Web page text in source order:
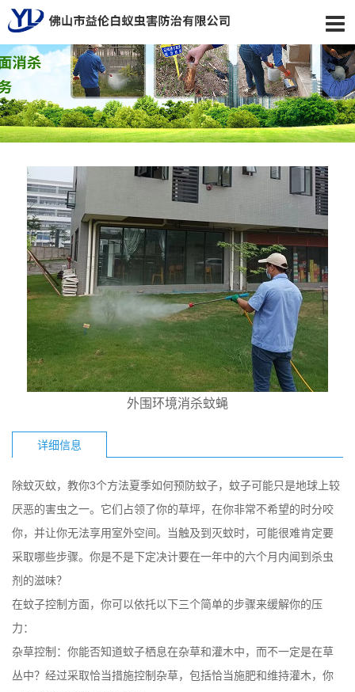
外围环境消杀蚊蝇
详细信息
除蚊灭蚊，教你3个方法夏季如何预防蚊子，蚊子可能只是地球上较
厌恶的害虫之一。它们占领了你的草坪，在你非常不希望的时分咬
你，并让你无法享用室外空间。当触及到灭蚊时，可能很难肯定要
采取哪些步骤。你是不是下定决计要在一年中的六个月内闻到杀虫
剂的滋味？
在蚊子控制方面，你可以依托以下三个简单的步骤来缓解你的压
力：
杂草控制：你能否知道蚊子栖息在杂草和灌木中，而不一定是在草
丛中？经过采取恰当措施控制杂草，包括恰当施肥和维持灌木，你